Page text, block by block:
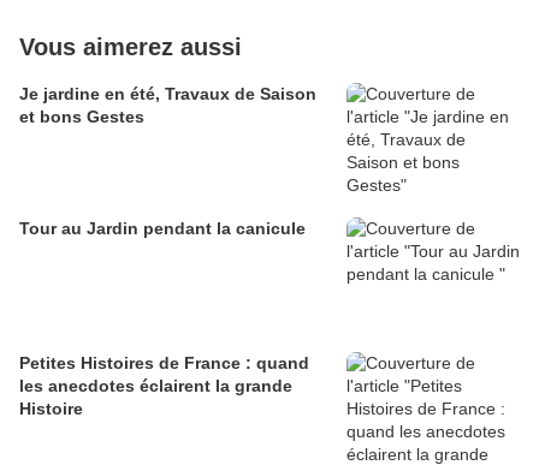
Vous aimerez aussi
Je jardine en été, Travaux de Saison
et bons Gestes
Tour au Jardin pendant la canicule
Petites Histoires de France : quand
les anecdotes éclairent la grande
Histoire